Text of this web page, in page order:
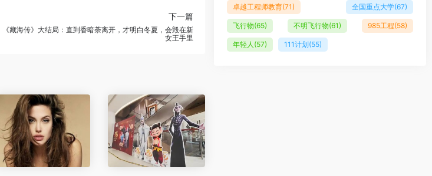
下一篇
《藏海传》大结局：直到香暗荼离开，才明白冬夏，会毁在新
女王手里
卓越工程师教育(71) 全国重点大学(67)
飞行物(65) 不明飞行物(61) 985工程(58)
年轻人 (57) 111计划(55)